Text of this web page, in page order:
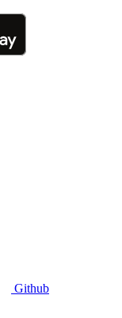
Github